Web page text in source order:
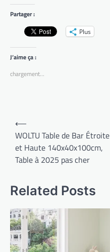
Partager :
Plus
J’aime ça :
chargement…
Navigation
de
l’article
⟵
WOLTU Table de Bar Étroite
et Haute 140x40x100cm,
Table à 2025 pas cher
Related Posts